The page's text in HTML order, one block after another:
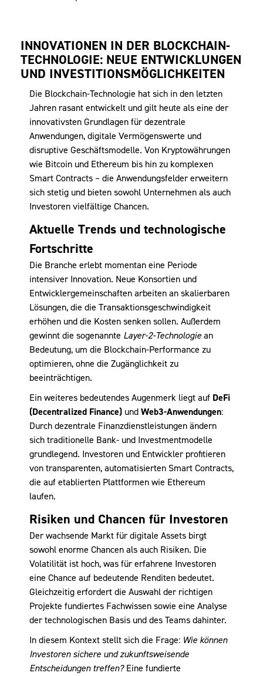
INNOVATIONEN IN DER BLOCKCHAIN-
TECHNOLOGIE: NEUE ENTWICKLUNGEN
UND INVESTITIONSMÖGLICHKEITEN
Die Blockchain-Technologie hat sich in den letzten
Jahren rasant entwickelt und gilt heute als eine der
innovativsten Grundlagen für dezentrale
Anwendungen, digitale Vermögenswerte und
disruptive Geschäftsmodelle. Von Kryptowährungen
wie Bitcoin und Ethereum bis hin zu komplexen
Smart Contracts – die Anwendungsfelder erweitern
sich stetig und bieten sowohl Unternehmen als auch
Investoren vielfältige Chancen.
Aktuelle Trends und technologische
Fortschritte
Die Branche erlebt momentan eine Periode
intensiver Innovation. Neue Konsortien und
Entwicklergemeinschaften arbeiten an skalierbaren
Lösungen, die die Transaktionsgeschwindigkeit
erhöhen und die Kosten senken sollen. Außerdem
gewinnt die sogenannte Layer-2-Technologiean
Bedeutung, um die Blockchain-Performance zu
optimieren, ohne die Zugänglichkeit zu
beeinträchtigen.
Ein weiteres bedeutendes Augenmerk liegt auf DeFi
(Decentralized Finance) undWeb3-Anwendungen:
Durch dezentrale Finanzdienstleistungen ändern
sich traditionelle Bank- und Investmentmodelle
grundlegend. Investoren und Entwickler profitieren
von transparenten, automatisierten Smart Contracts,
die auf etablierten Plattformen wie Ethereum
laufen.
Risiken und Chancen für Investoren
Der wachsende Markt für digitale Assets birgt
sowohl enorme Chancen als auch Risiken. Die
Volatilität ist hoch, was für erfahrene Investoren
eine Chance auf bedeutende Renditen bedeutet.
Gleichzeitig erfordert die Auswahl der richtigen
Projekte fundiertes Fachwissen sowie eine Analyse
der technologischen Basis und des Teams dahinter.
In diesem Kontext stellt sich die Frage: Wie können
Investoren sichere und zukunftsweisende
Entscheidungen treffen?Eine fundierte